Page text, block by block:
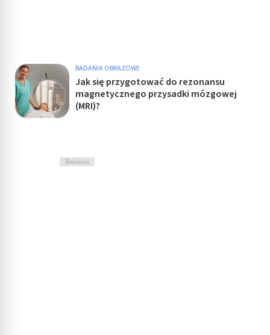
BADANIA OBRAZOWE
Jak się przygotować do rezonansu
magnetycznego przysadki mózgowej
(MRI)?
Reklama